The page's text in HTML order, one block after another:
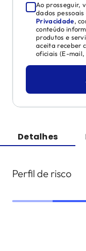
Ao prosseguir,
dados pessoais
Privacidade,
conteúdo
produtos e
aceita receber
oficiais (E-mail,
Detalhes
Perfil de risco